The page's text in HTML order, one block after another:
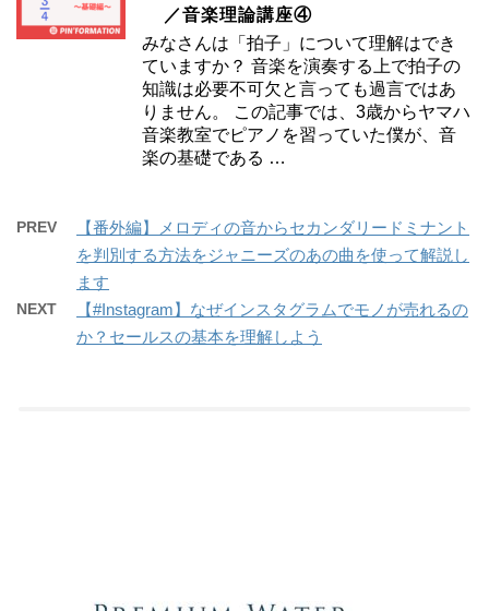
／音楽理論講座④
みなさんは「拍子」について理解はでき
ていますか？ 音楽を演奏する上で拍子の
知識は必要不可欠と言っても過言ではあ
りません。 この記事では、3歳からヤマハ
音楽教室でピアノを習っていた僕が、音
楽の基礎である …
PREV
【番外編】メロディの音からセカンダリードミナント
を判別する方法をジャニーズのあの曲を使って解説し
ます
NEXT
【#Instagram】なぜインスタグラムでモノが売れるの
か？セールスの基本を理解しよう